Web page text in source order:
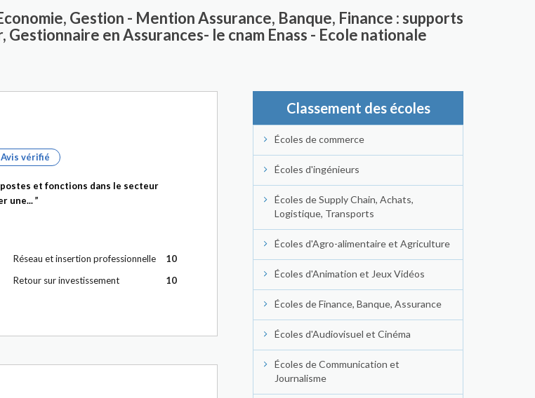
Gestion - Mention Assurance, Banque, Finance : supports
en Assurances- le cnam Enass - Ecole nationale
Avis vérifié
et fonctions dans le secteur
une...
Réseau et insertion professionnelle
10
Retour sur investissement
10
Classement des écoles
Écoles de commerce
Écoles d'ingénieurs
Écoles de Supply Chain, Achats,
Logistique, Transports
Écoles d'Agro-alimentaire et Agriculture
Écoles d'Animation et Jeux Vidéos
Écoles de Finance, Banque, Assurance
Écoles d'Audiovisuel et Cinéma
Écoles de Communication et
Journalisme